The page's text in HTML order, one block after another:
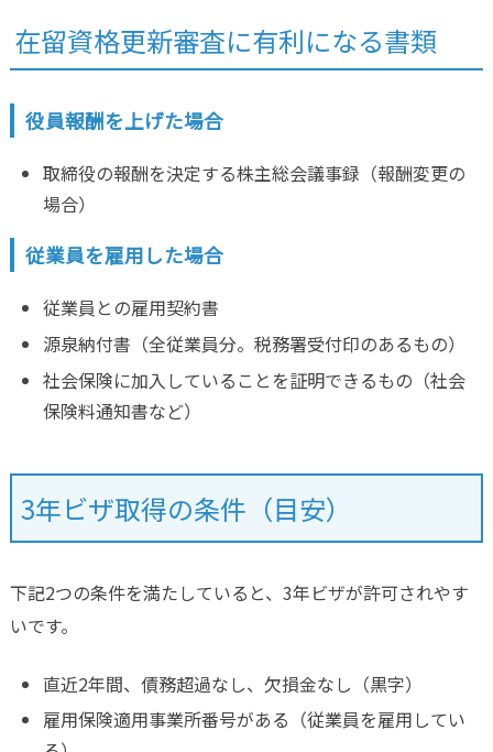
在留資格更新審査に有利になる書類
役員報酬を上げた場合
取締役の報酬を決定する株主総会議事録（報酬変更の
場合）
従業員を雇用した場合
従業員との雇用契約書
源泉納付書（全従業員分。税務署受付印のあるもの）
社会保険に加入していることを証明できるもの（社会
保険料通知書など）
3年ビザ取得の条件（目安）
下記2つの条件を満たしていると、3年ビザが許可されやす
いです。
直近2年間、債務超過なし、欠損金なし（黒字）
雇用保険適用事業所番号がある（従業員を雇用してい